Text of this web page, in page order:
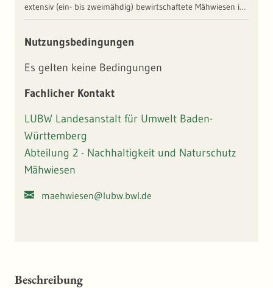
extensiv (ein- bis zweimähdig) bewirtschaftete Mähwiesen im
Flach- und Hügelland zusammengefasst. Dies schließt
feuchte Mähwiesen ein. Im Gegensatz zum Intensivgrünland
nicht vor der Hauptblütezeit der Gräser. Die
bei europaweiter Betrachtung in Südwestdeutschland. Seit
geschützten Biotopen.
Nutzungsbedingungen
Es gelten keine Bedingungen
Fachlicher Kontakt
LUBW Landesanstalt für Umwelt Baden-
Württemberg
Abteilung 2 - Nachhaltigkeit und Naturschutz
Mähwiesen
maehwiesen@lubw.bwl.de
Beschreibung